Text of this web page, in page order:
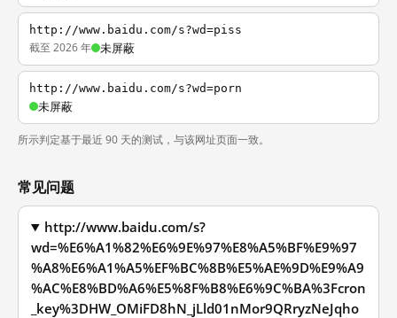
http://www.baidu.com/s?wd=piss
截至 2026 年 未屏蔽
http://www.baidu.com/s?wd=porn
未屏蔽
所示判定基于最近 90 天的测试，与该网址页面一致。
常见问题
http://www.baidu.com/s?
wd=%E6%A1%82%E6%9E%97%E8%A5%BF%E9%97
%A8%E6%A1%A5%EF%BC%8B%E5%AE%9D%E9%A9
%AC%E8%BD%A6%E5%8F%B8%E6%9C%BA%3Fcron
_key%3DHW_OMiFD8hN_jLld01nMor9QRryzNeJqho